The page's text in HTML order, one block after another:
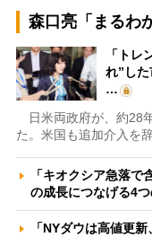
森口亮「まるわ
「トレ
れ”した
…
日米両政府が、約28
た。米国も追加介入を
「キオクシア急落
の成長につなげる4
「NYダウは高値更